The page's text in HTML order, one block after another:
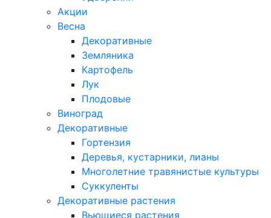
Акции
Весна
Декоративные
Земляника
Картофель
Лук
Плодовые
Виноград
Декоративные
Гортензия
Деревья, кустарники, лианы
Многолетние травянистые культуры
Суккуленты
Декоративные растения
Вьющиеся растения